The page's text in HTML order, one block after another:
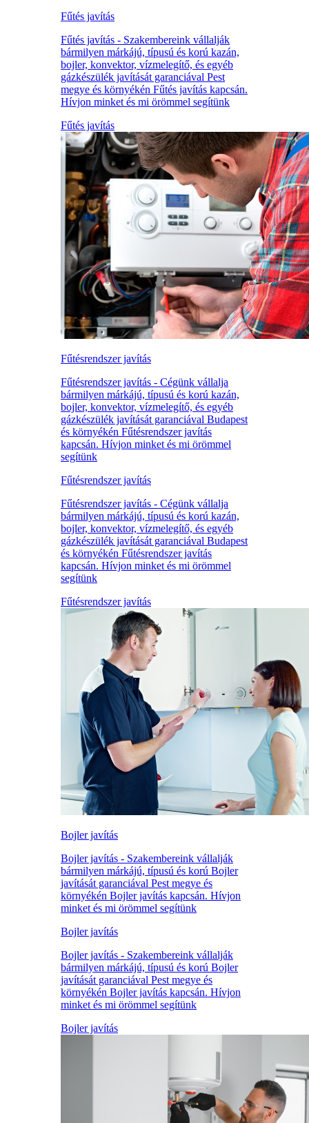
Fűtés javítás
Fűtés javítás - Szakembereink vállalják
bármilyen márkájú, típusú és korú kazán,
bojler, konvektor, vízmelegítő, és egyéb
gázkészülék javítását garanciával Pest
megye és környékén Fűtés javítás kapcsán.
Hívjon minket és mi örömmel segítünk
Fűtés javítás
Fűtésrendszer javítás
Fűtésrendszer javítás - Cégünk vállalja
bármilyen márkájú, típusú és korú kazán,
bojler, konvektor, vízmelegítő, és egyéb
gázkészülék javítását garanciával Budapest
és környékén Fűtésrendszer javítás
kapcsán. Hívjon minket és mi örömmel
segítünk
Fűtésrendszer javítás
Fűtésrendszer javítás - Cégünk vállalja
bármilyen márkájú, típusú és korú kazán,
bojler, konvektor, vízmelegítő, és egyéb
gázkészülék javítását garanciával Budapest
és környékén Fűtésrendszer javítás
kapcsán. Hívjon minket és mi örömmel
segítünk
Fűtésrendszer javítás
Bojler javítás
Bojler javítás - Szakembereink vállalják
bármilyen márkájú, típusú és korú Bojler
javítását garanciával Pest megye és
környékén Bojler javítás kapcsán. Hívjon
minket és mi örömmel segítünk
Bojler javítás
Bojler javítás - Szakembereink vállalják
bármilyen márkájú, típusú és korú Bojler
javítását garanciával Pest megye és
környékén Bojler javítás kapcsán. Hívjon
minket és mi örömmel segítünk
Bojler javítás